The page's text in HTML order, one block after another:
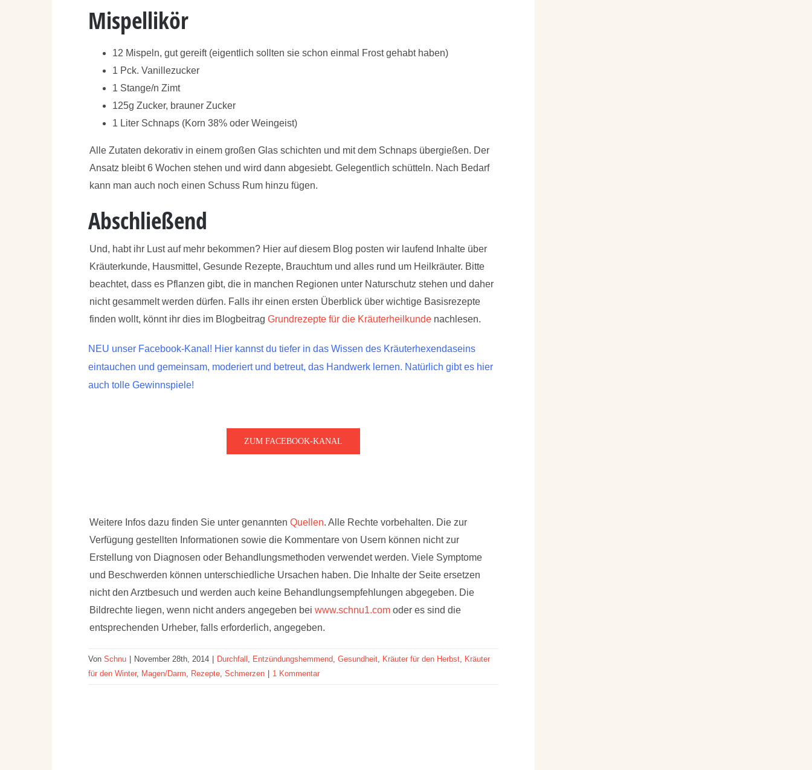
Mispellikör
12 Mispeln, gut gereift (eigentlich sollten sie schon einmal Frost gehabt haben)
1 Pck. Vanillezucker
1 Stange/n Zimt
125g Zucker, brauner Zucker
1 Liter Schnaps (Korn 38% oder Weingeist)
Alle Zutaten dekorativ in einem großen Glas schichten und mit dem Schnaps übergießen. Der
Ansatz bleibt 6 Wochen stehen und wird dann abgesiebt. Gelegentlich schütteln. Nach Bedarf
kann man auch noch einen Schuss Rum hinzu fügen.
Abschließend
Und, habt ihr Lust auf mehr bekommen? Hier auf diesem Blog posten wir laufend Inhalte über
Kräuterkunde, Hausmittel, Gesunde Rezepte, Brauchtum und alles rund um Heilkräuter. Bitte
beachtet, dass es Pflanzen gibt, die in manchen Regionen unter Naturschutz stehen und daher
nicht gesammelt werden dürfen. Falls ihr einen ersten Überblick über wichtige Basisrezepte
finden wollt, könnt ihr dies im Blogbeitrag Grundrezepte für die Kräuterheilkunde nachlesen.
NEU unser Facebook-Kanal! Hier kannst du tiefer in das Wissen des Kräuterhexendaseins
eintauchen und gemeinsam, moderiert und betreut, das Handwerk lernen. Natürlich gibt es hier
auch tolle Gewinnspiele!
ZUM FACEBOOK-KANAL
Weitere Infos dazu finden Sie unter genannten Quellen. Alle Rechte vorbehalten. Die zur
Verfügung gestellten Informationen sowie die Kommentare von Usern können nicht zur
Erstellung von Diagnosen oder Behandlungsmethoden verwendet werden. Viele Symptome
und Beschwerden können unterschiedliche Ursachen haben. Die Inhalte der Seite ersetzen
nicht den Arztbesuch und werden auch keine Behandlungsempfehlungen abgegeben. Die
Bildrechte liegen, wenn nicht anders angegeben bei www.schnu1.com oder es sind die
entsprechenden Urheber, falls erforderlich, angegeben.
Von Schnu November 28th, 2014 Durchfall , Entzündungshemmend, Gesundheit, Kräuter für den Herbst, Kräuter
für den Winter, Magen/Darm, Rezepte, Schmerzen 1 Kommentar